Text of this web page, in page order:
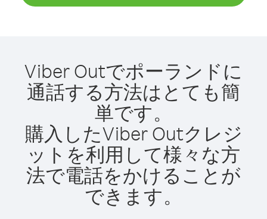
Viber Outでポーランドに
通話する方法はとても簡
単です。
購入したViber Outクレジ
ットを利用して様々な方
法で電話をかけることが
できます。